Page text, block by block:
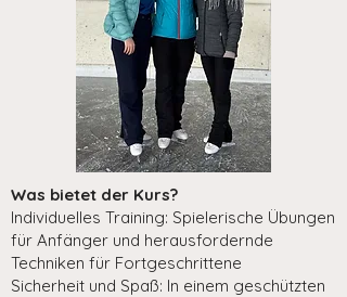
Was bietet der Kurs?
Individuelles Training: Spielerische Übungen
für Anfänger und herausfordernde
Techniken für Fortgeschrittene
Sicherheit und Spaß: In einem geschützten